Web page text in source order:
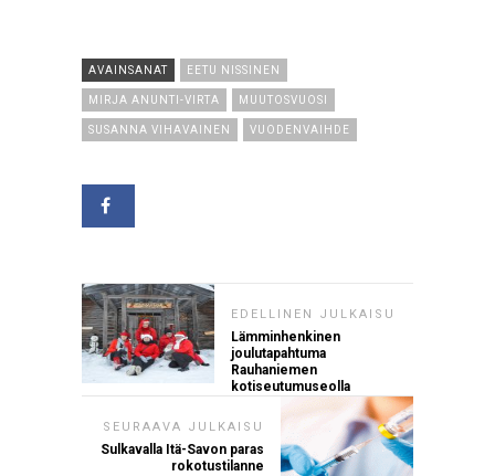
AVAINSANAT EETU NISSINEN
MIRJA ANUNTI-VIRTA MUUTOSVUOSI
SUSANNA VIHAVAINEN VUODENVAIHDE
EDELLINEN JULKAISU
Lämminhenkinen
joulutapahtuma
Rauhaniemen
kotiseutumuseolla
SEURAAVA JULKAISU
Sulkavalla Itä-Savon paras
rokotustilanne